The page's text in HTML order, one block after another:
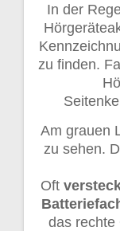
In der
zu finden.
Am grauen
zu sehen.
Oft
das rechte